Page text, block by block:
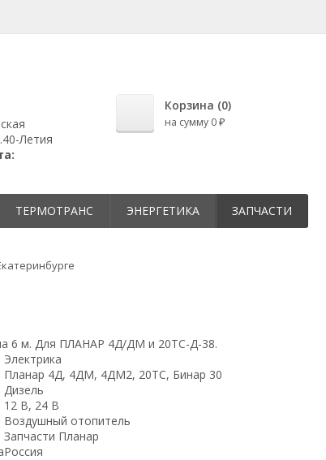
Летия
Корзина (0)
на сумму 0 ₽
ТЕРМОТРАНС ЭНЕРГЕТИКА ЗАПЧАСТИ
6 м. Для ПЛАНАР 4Д/ДМ и 20ТС-Д-38.
Электрика
Планар 4Д, 4ДМ, 4ДМ2, 20ТС, Бинар 30
Дизель
12 В, 24 В
Воздушный отопитель
Запчасти Планар
Россия